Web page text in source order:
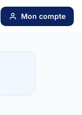
Mon compte